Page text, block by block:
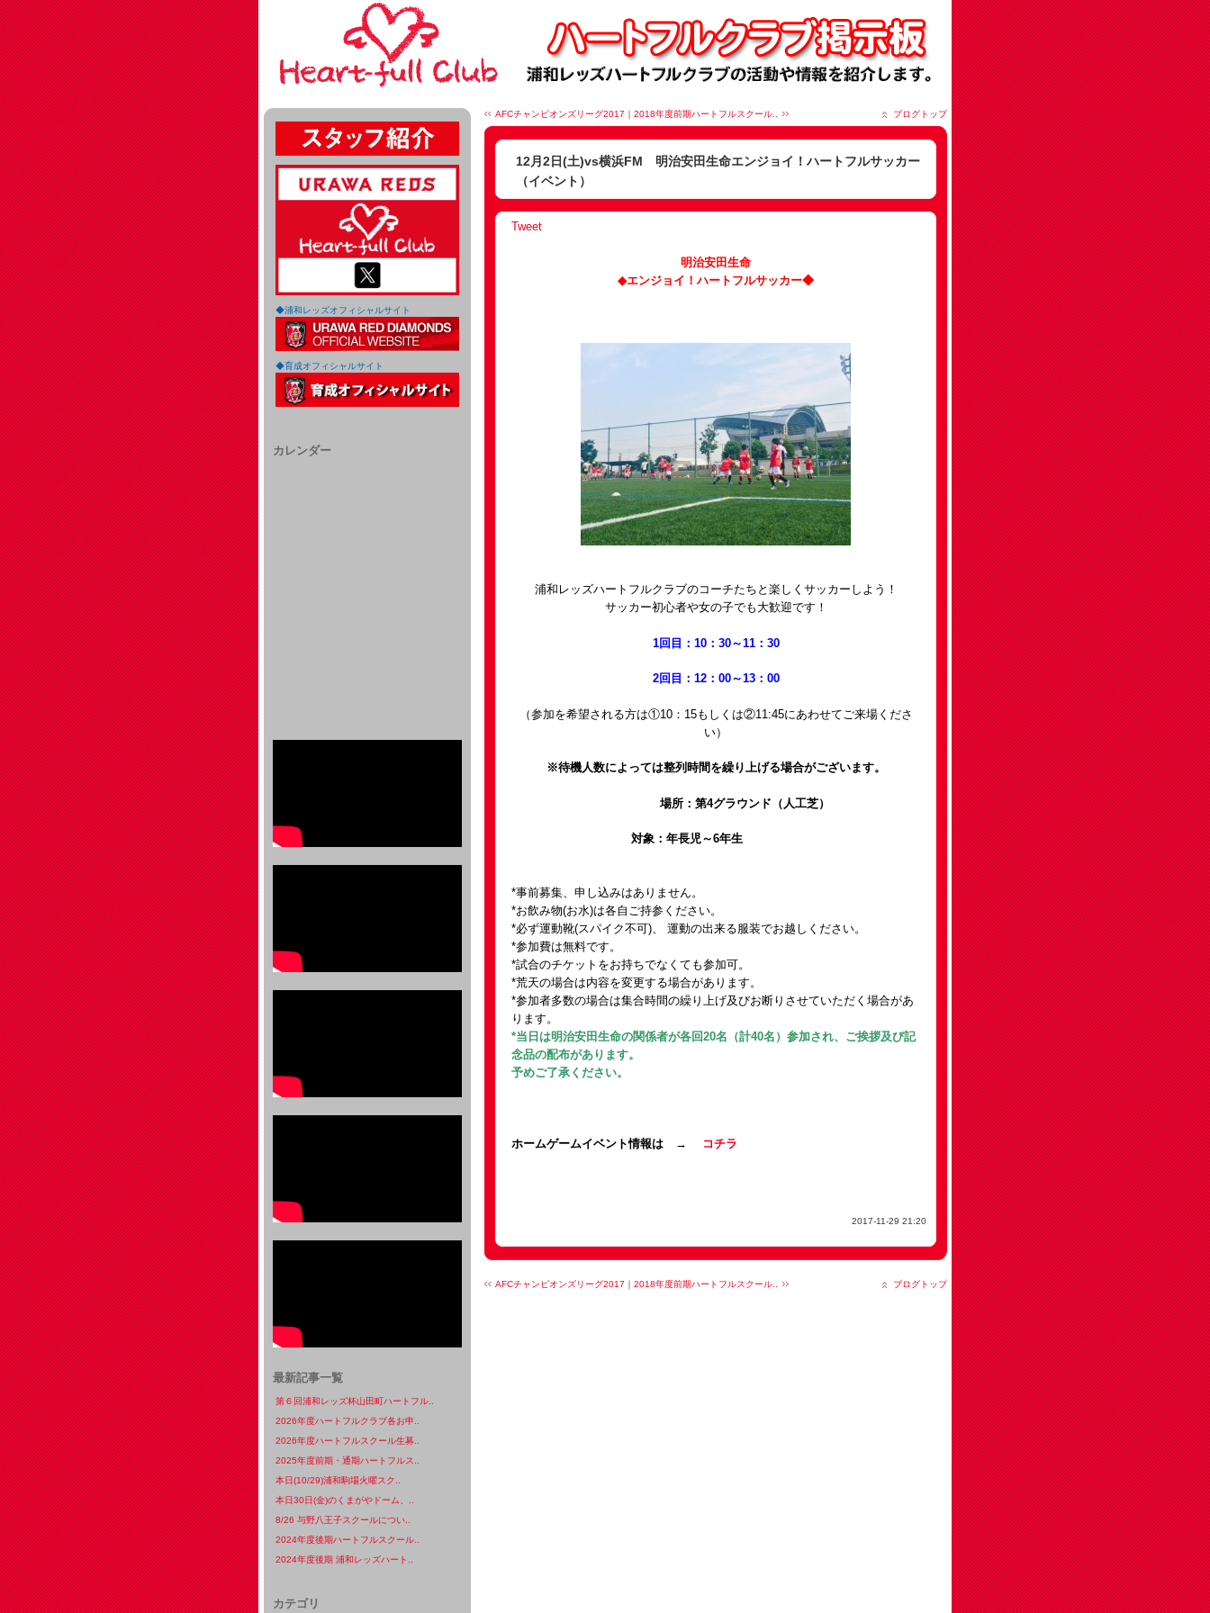
AFCチャンピオンズリーグ2017 ｜ 2018年度前期ハートフルスクール.. ブログトップ
12月2日(土)vs横浜FM 明治安田生命エンジョイ！ハートフルサッカー
（イベント）
Tweet
明治安田生命
◆エンジョイ！ハートフルサッカー◆
浦和レッズハートフルクラブのコーチたちと楽しくサッカーしよう！
サッカー初心者や女の子でも大歓迎です！
1回目：10：30～11：30
2回目：12：00～13：00
（参加を希望される方は①10：15もしくは②11:45にあわせてご来場くださ
い）
※待機人数によっては整列時間を繰り上げる場合がございます。
場所：第4グラウンド（人工芝）
対象：年長児～6年生
*事前募集、申し込みはありません。
*お飲み物(お水)は各自ご持参ください。
*必ず運動靴(スパイク不可)、 運動の出来る服装でお越しください。
*参加費は無料です。
*試合のチケットをお持ちでなくても参加可。
*荒天の場合は内容を変更する場合があります。
*参加者多数の場合は集合時間の繰り上げ及びお断りさせていただく場合があ
ります。
*当日は明治安田生命の関係者が各回20名（計40名）参加され、ご挨拶及び記
念品の配布があります。
予めご了承ください。
ホームゲームイベント情報は → コチラ
2017-11-29 21:20
AFCチャンピオンズリーグ2017 ｜ 2018年度前期ハートフルスクール.. ブログトップ
◆浦和レッズオフィシャルサイト
◆育成オフィシャルサイト
カレンダー
最新記事一覧
第６回浦和レッズ杯山田町ハートフル..
2026年度ハートフルクラブ各お申..
2026年度ハートフルスクール生募..
2025年度前期・通期ハートフルス..
本日(10/29)浦和駒場火曜スク..
本日30日(金)のくまがやドーム、..
8/26 与野八王子スクールについ..
2024年度後期ハートフルスクール..
2024年度後期 浦和レッズハート..
カテゴリ